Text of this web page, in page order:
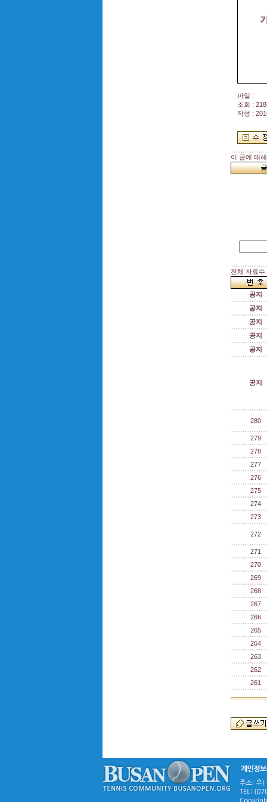
파일 :
조회 :
작성 :
이 글에 대
전체 자료수
공지
공지
공지
공지
공지
공지
280
279
278
277
276
275
274
273
272
271
270
269
268
267
266
265
264
263
262
261